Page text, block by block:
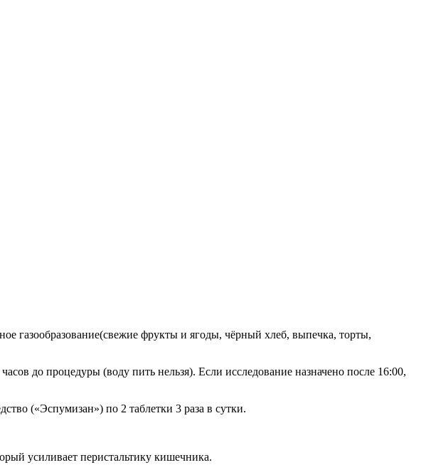
газообразование(свежие фрукты и ягоды, чёрный хлеб, выпечка, торты,
до процедуры (воду пить нельзя). Если исследование назначено после 16:00,
(«Эспумизан») по 2 таблетки 3 раза в сутки.
усиливает перистальтику кишечника.